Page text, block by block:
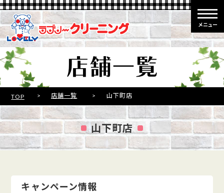
メニュー
TOP > 店舗一覧 > 山下町店
山下町店
キャンペーン情報